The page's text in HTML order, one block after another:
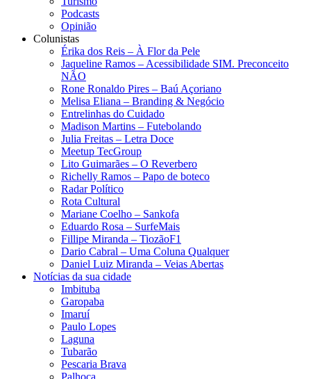
Podcasts
Opinião
Colunistas
Érika dos Reis​ – À Flor da Pele
Jaqueline Ramos – Acessibilidade SIM. Preconceito
NÃO
Rone Ronaldo Pires – Baú Açoriano
Melisa Eliana – Branding & Negócio
Entrelinhas do Cuidado
Madison Martins – Futebolando
Julia Freitas​ – Letra Doce
Meetup TecGroup
Lito Guimarães – O Reverbero
Richelly Ramos​ – Papo de boteco
Radar Político
Rota Cultural
Mariane Coelho – Sankofa
Eduardo Rosa​ – SurfeMais
Fillipe Miranda – TiozãoF1
Dario Cabral – Uma Coluna Qualquer
Daniel Luiz Miranda – Veias Abertas
Notícias da sua cidade
Imbituba
Garopaba
Imaruí
Paulo Lopes
Laguna
Tubarão
Pescaria Brava
Palhoça